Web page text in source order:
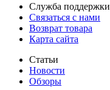
Служба поддержки
Связаться с нами
Возврат товара
Карта сайта
Статьи
Новости
Обзоры